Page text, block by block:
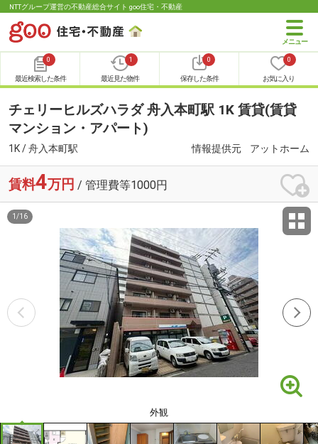
NTTグループ運営の不動産総合サイト goo住宅・不動産
0
最近検索した条件
1
最近見た物件
0
保存した条件
0
お気に入り
チェリーヒルズハラダ 舟入本町駅 1K 賃貸(賃貸
マンション・アパート)
1K / 舟入本町駅 情報提供元 アットホーム
賃料4万円 / 管理費等1000円
外観
1 /16